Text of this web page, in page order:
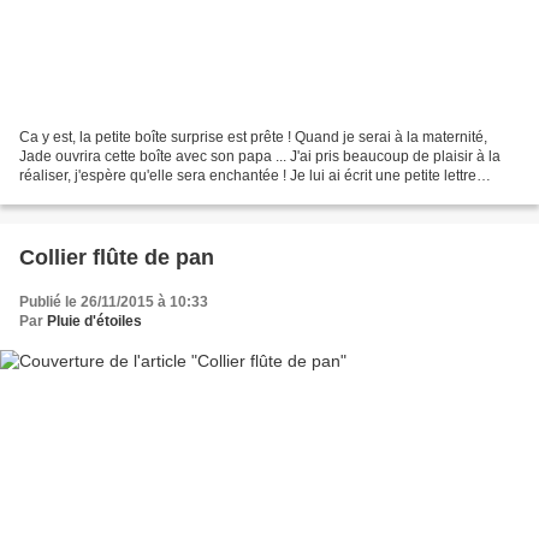
Ca y est, la petite boîte surprise est prête ! Quand je serai à la maternité,
Jade ouvrira cette boîte avec son papa ... J'ai pris beaucoup de plaisir à la
réaliser, j'espère qu'elle sera enchantée ! Je lui ai écrit une petite lettre
Collier flûte de pan
Publié le 26/11/2015 à 10:33
Par Pluie d'étoiles